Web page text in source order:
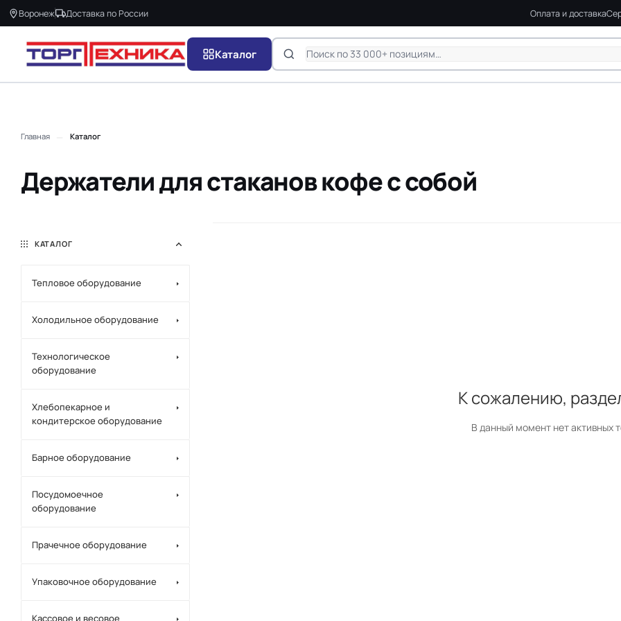
Воронеж Доставка по России Оплата и доставка
Каталог
Главная Каталог
Держатели для стаканов кофе с собой
К сожалению,
В данный момент нет активных
КАТАЛОГ
Тепловое оборудование
Холодильное оборудование
Технологическое
оборудование
Хлебопекарное и
кондитерское оборудование
Барное оборудование
Посудомоечное
оборудование
Прачечное оборудование
Упаковочное оборудование
Кассовое и весовое